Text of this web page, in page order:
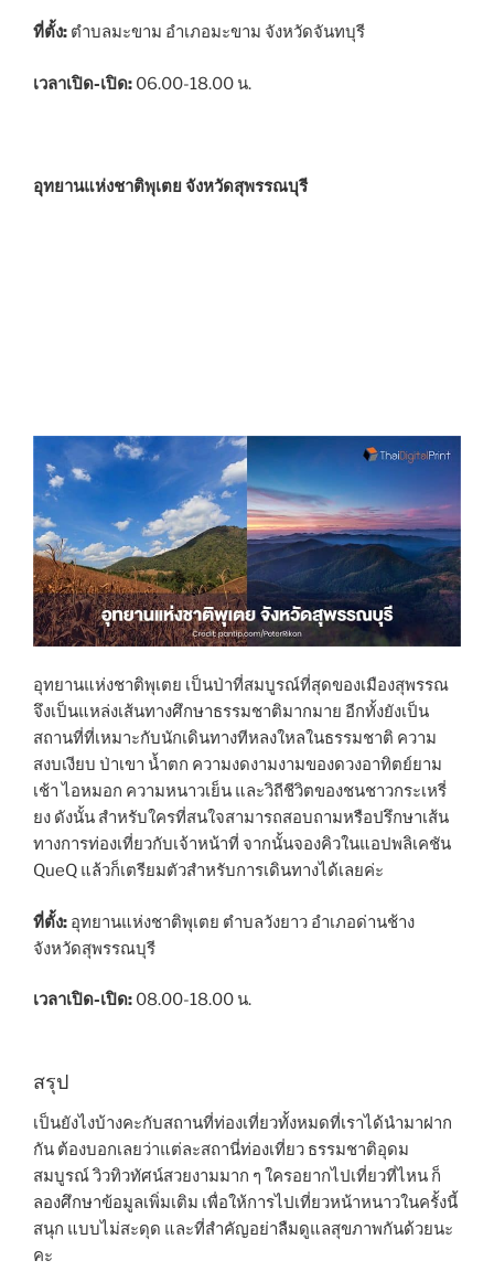
ที่ตั้ง: ตำบลมะขาม อำเภอมะขาม จังหวัดจันทบุรี
เวลาเปิด-เปิด: 06.00-18.00 น.
อุทยานแห่งชาติพุเตย จังหวัดสุพรรณบุรี
อุทยานแห่งชาติพุเตย เป็นป่าที่สมบูรณ์ที่สุดของเมืองสุพรรณ
จึงเป็นแหล่งเส้นทางศึกษาธรรมชาติมากมาย อีกทั้งยังเป็น
สถานที่ที่เหมาะกับนักเดินทางทีหลงใหลในธรรมชาติ ความ
สงบเงียบ ป่าเขา น้ำตก ความงดงามงามของดวงอาทิตย์ยาม
เช้า ไอหมอก ความหนาวเย็น และวิถีชีวิตของชนชาวกระเหรี่
ยง ดังนั้น สำหรับใครที่สนใจสามารถสอบถามหรือปรึกษาเส้น
ทางการท่องเที่ยวกับเจ้าหน้าที่ จากนั้นจองคิวในแอปพลิเคชัน
QueQ แล้วก็เตรียมตัวสำหรับการเดินทางได้เลยค่ะ
ที่ตั้ง: อุทยานแห่งชาติพุเตย ตำบลวังยาว อำเภอด่านช้าง
จังหวัดสุพรรณบุรี
เวลาเปิด-เปิด: 08.00-18.00 น.
สรุป
เป็นยังไงบ้างคะกับสถานที่ท่องเที่ยวทั้งหมดที่เราได้นำมาฝาก
กัน ต้องบอกเลยว่าแต่ละสถานี่ท่องเที่ยว ธรรมชาติอุดม
สมบูรณ์ วิวทิวทัศน์สวยงามมาก ๆ ใครอยากไปเที่ยวที่ไหน ก็
ลองศึกษาข้อมูลเพิ่มเติม เพื่อให้การไปเที่ยวหน้าหนาวในครั้งนี้
สนุก แบบไม่สะดุด และที่สำคัญอย่าลืมดูแลสุขภาพกันด้วยนะ
คะ